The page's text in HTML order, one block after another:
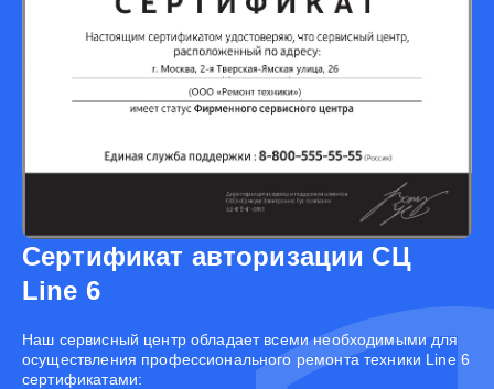
Сертификат авторизации СЦ
Line 6
Наш сервисный центр обладает всеми необходимыми для
осуществления профессионального ремонта техники Line 6
сертификатами: